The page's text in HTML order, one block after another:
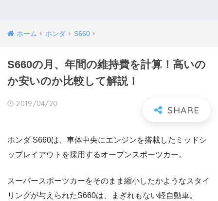
ホーム ホンダ S660
S660の月、年間の維持費を計算！高いの
か安いのか比較して解説！
2019/04/20
ホンダ S660は、車体中央にエンジンを搭載したミッドシ
ップレイアウトを採用するオープンスポーツカー。
スーパースポーツカーをそのまま縮小したかようなスタイ
リングが与えられたS660は、まぎれもない軽自動車。